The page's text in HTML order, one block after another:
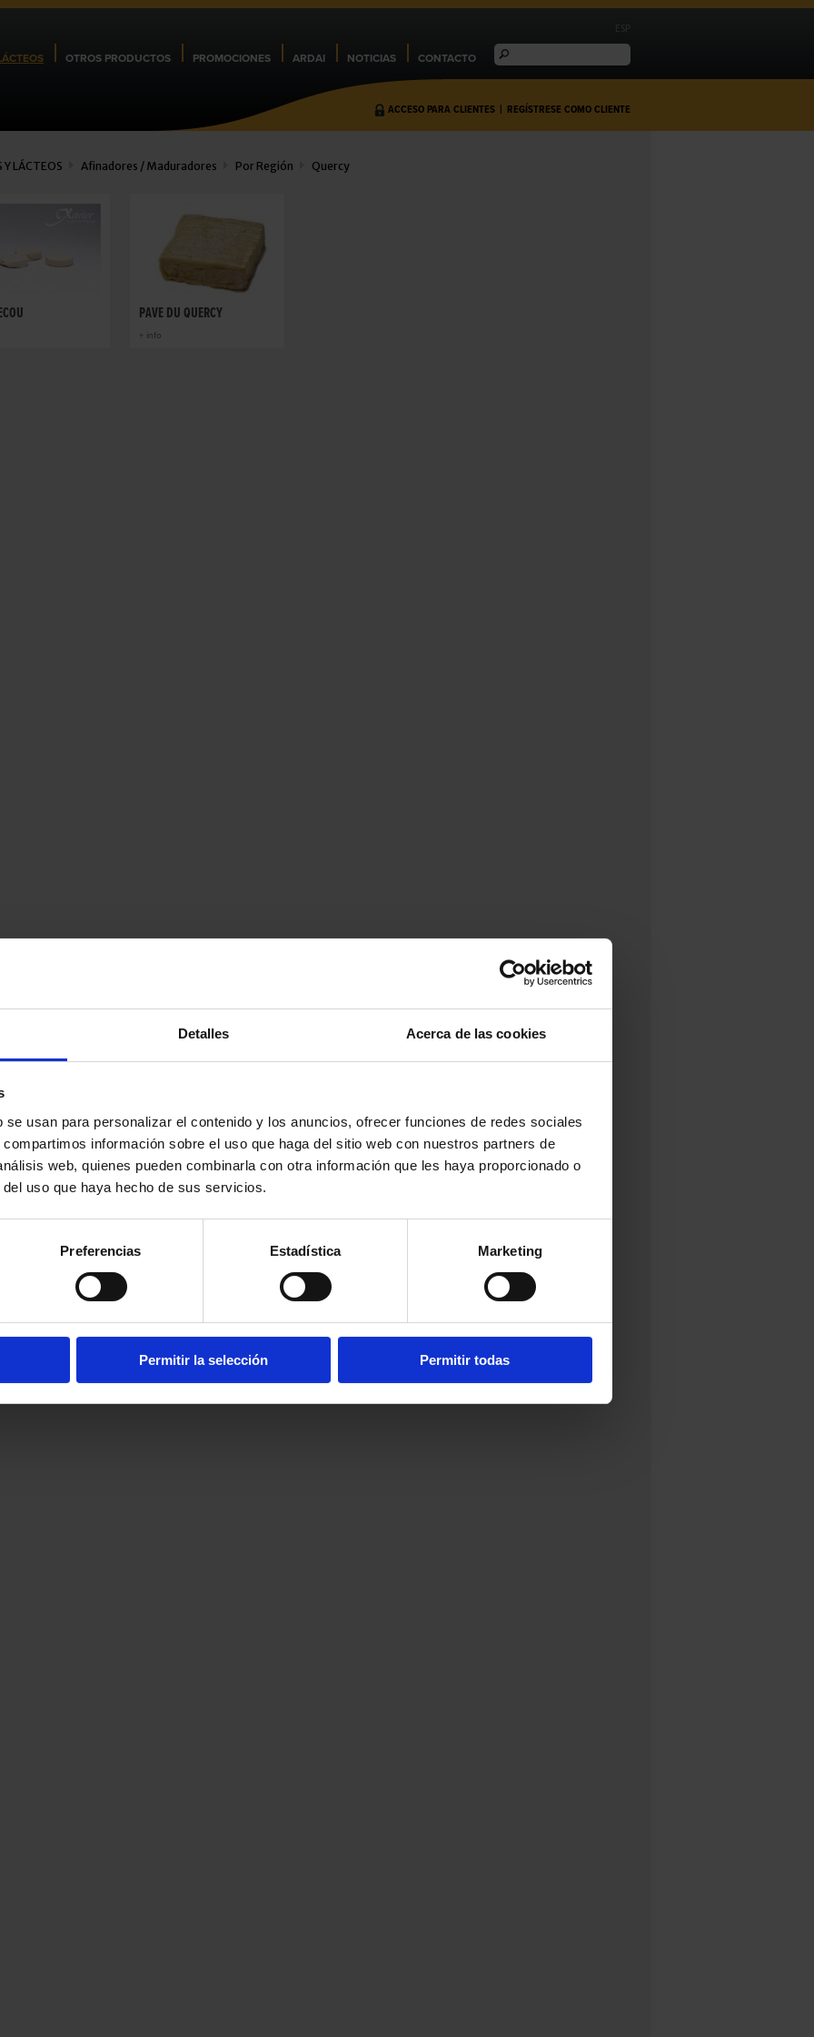
Detalles Acerca de las cookies
usan para personalizar el contenido y los anuncios, ofrecer funciones de redes sociales
información sobre el uso que haga del sitio web con nuestros partners de
web, quienes pueden combinarla con otra información que les haya proporcionado o
uso que haya hecho de sus servicios.
Preferencias Estadística Marketing
Permitir la selección Permitir todas
OTROS PRODUCTOS PROMOCIONES ARDAI NOTICIAS CONTACTO
ACCESO PARA CLIENTES REGÍSTRESE COMO CLIENTE
Y LÁCTEOS Afinadores / Maduradores Por Región Quercy
PAVÉ DU QUERCY
+ info